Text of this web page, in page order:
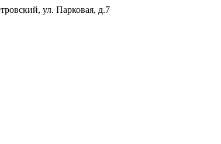
ул. Парковая, д.7